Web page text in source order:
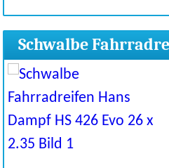
Schwalbe
426 Evo 26 x 2.35